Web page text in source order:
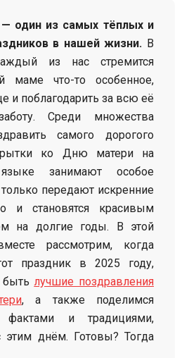
один из самых тёплых и
в нашей жизни. В
из нас стремится
маме что-то особенное,
и поблагодарить за всю её
Среди множества
самого дорогого
ко Дню матери на
занимают особое
передают искренние
и становятся красивым
на долгие годы. В этой
рассмотрим, когда
праздник в 2025 году,
бытьлучшие поздравления
, а также поделимся
фактами и традициями,
этим днём. Готовы? Тогда